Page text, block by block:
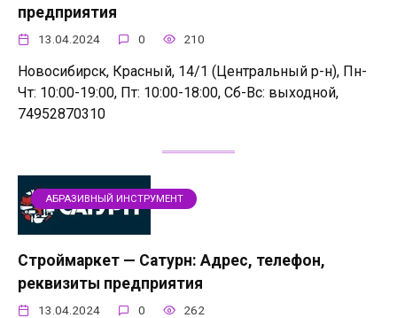
предприятия
13.04.2024 0 210
Новосибирск, Красный, 14/1 (Центральный р-н), Пн-
Чт: 10:00-19:00, Пт: 10:00-18:00, Сб-Вс: выходной,
74952870310
АБРАЗИВНЫЙ ИНСТРУМЕНТ
Строймаркет — Сатурн: Адрес, телефон,
реквизиты предприятия
13.04.2024 0 262